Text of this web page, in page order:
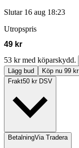
Slutar 16 aug 18:23
Utropspris
49 kr
53 kr med köparskydd.
Lägg bud
Köp nu 99 kr
Frakt50 kr DSV
BetalningVia Tradera